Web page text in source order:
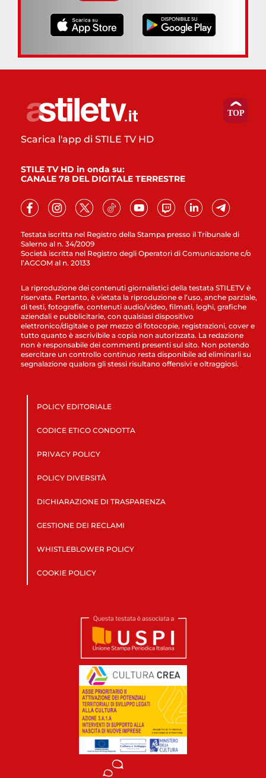
Testata iscritta nel Registro della Stampa presso il Tribunale di
Salerno al n. 34/2009
Società iscritta nel Registro degli Operatori di Comunicazione c/o
l’AGCOM al n. 20133
Scarica l'app di STILE TV HD
STILE TV HD in onda su:
CANALE 78 DEL DIGITALE TERRESTRE
La riproduzione dei contenuti giornalistici della testata STILETV è
riservata. Pertanto, è vietata la riproduzione e l’uso, anche parziale,
di testi, fotografie, contenuti audio/video, filmati, loghi, grafiche
aziendali e pubblicitarie, con qualsiasi dispositivo
elettronico/digitale o per mezzo di fotocopie, registrazioni, cover e
tutto quanto è ascrivibile a copia non autorizzata. La redazione
non è responsabile dei commenti presenti sul sito. Non potendo
esercitare un controllo continuo resta disponibile ad eliminarli su
segnalazione qualora gli stessi risultano offensivi e oltraggiosi.
POLICY EDITORIALE
CODICE ETICO CONDOTTA
PRIVACY POLICY
POLICY DIVERSITÀ
DICHIARAZIONE DI TRASPARENZA
GESTIONE DEI RECLAMI
WHISTLEBLOWER POLICY
COOKIE POLICY